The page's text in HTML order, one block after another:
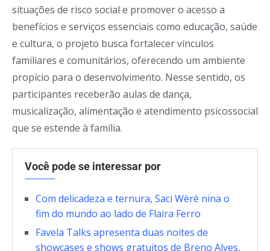
situações de risco social e promover o acesso a
benefícios e serviços essenciais como educação, saúde
e cultura, o projeto busca fortalecer vínculos
familiares e comunitários, oferecendo um ambiente
propício para o desenvolvimento. Nesse sentido, os
participantes receberão aulas de dança,
musicalização, alimentação e atendimento psicossocial
que se estende à família.
Você pode se interessar por
Com delicadeza e ternura, Saci Wèrè nina o
fim do mundo ao lado de Flaira Ferro
Favela Talks apresenta duas noites de
showcases e shows gratuitos de Breno Alves,